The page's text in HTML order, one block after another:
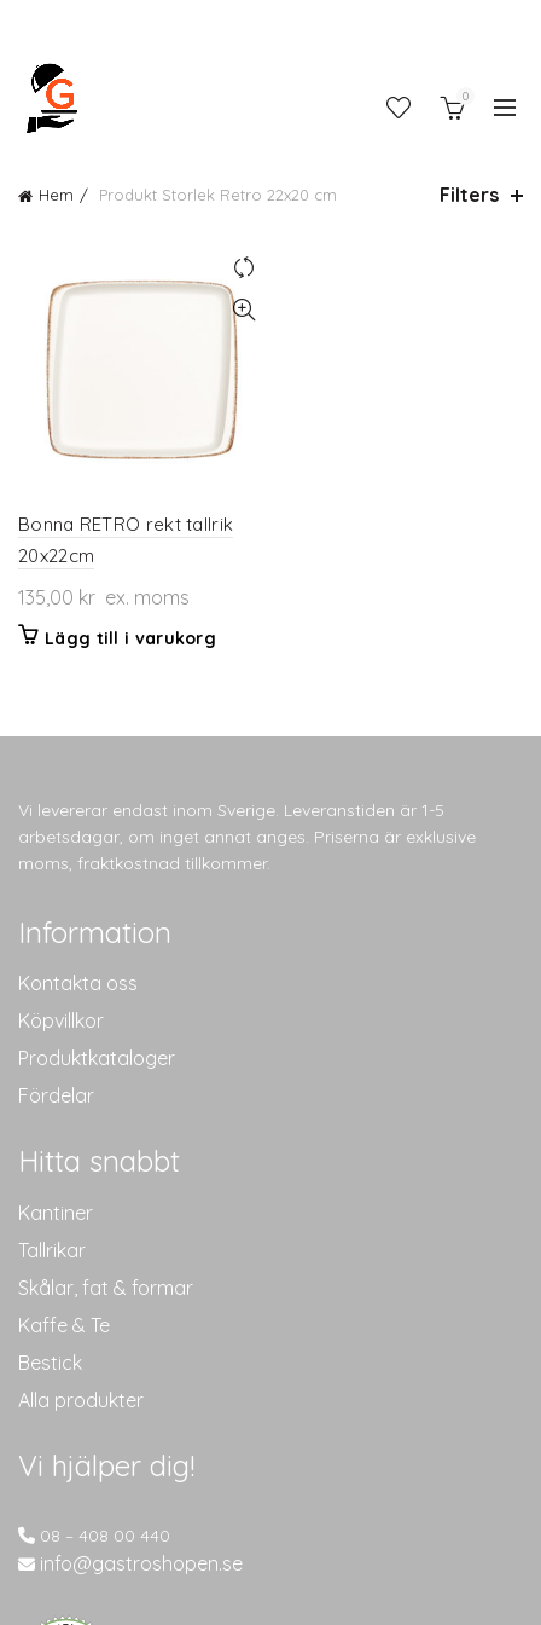
0
Hem Produkt Storlek Retro 22x20 cm Filters
Bonna RETRO rekt tallrik
20x22cm
135,00 kr ex. moms
Lägg till i varukorg
Vi levererar endast inom Sverige. Leveranstiden är 1-5
arbetsdagar, om inget annat anges. Priserna är exklusive
moms, fraktkostnad tillkommer.
Information
Kontakta oss
Köpvillkor
Produktkataloger
Fördelar
Hitta snabbt
Kantiner
Tallrikar
Skålar, fat & formar
Kaffe & Te
Bestick
Alla produkter
Vi hjälper dig!
08 – 408 00 440
info@gastroshopen.se